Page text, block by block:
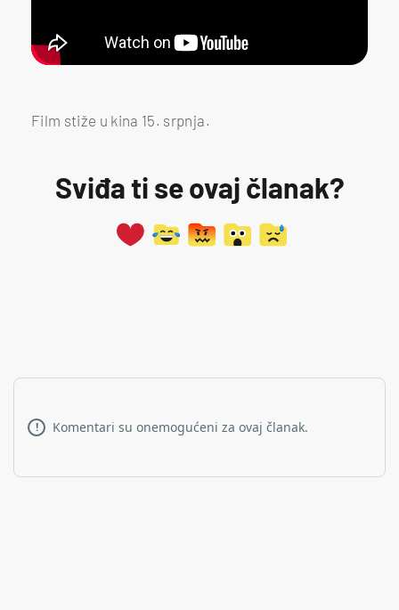
Film stiže u kina 15. srpnja.
Sviđa ti se ovaj članak?
! Komentari su onemogućeni za ovaj članak.